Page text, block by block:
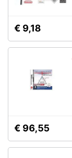
€ 9,18
€ 96,55